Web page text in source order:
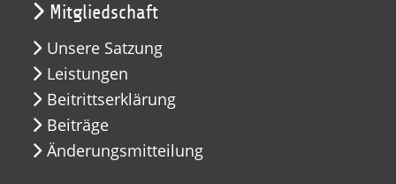
Mitgliedschaft
Unsere Satzung
Leistungen
Beitrittserklärung
Beiträge
Änderungsmitteilung